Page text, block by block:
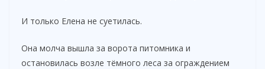
И только Елена не суетилась.
Она молча вышла за ворота питомника и
остановилась возле тёмного леса за ограждением